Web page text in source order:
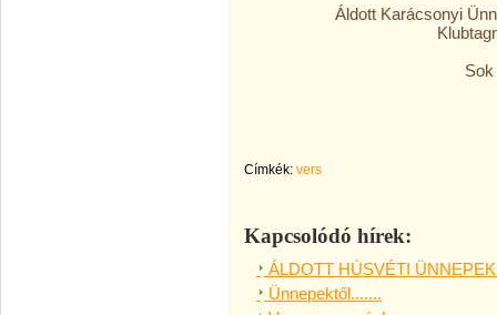
Áldott Karácsonyi
Címkék: vers
Kapcsolódó hírek:
ÁLDOTT HÚSVÉTI
Ünnepektől.......